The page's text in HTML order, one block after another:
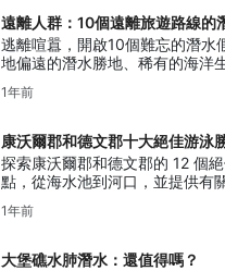
遠離人群：10個遠離旅遊路線的
逃離喧囂，開啟10個難忘的潛水
地偏遠的潛水勝地、稀有的海洋
1年前
康沃爾郡和德文郡十大絕佳游泳
探索康沃爾郡和德文郡的 12 個
點，從海水池到河口，並提供有
1年前
大堡礁水肺潛水：還值得嗎？